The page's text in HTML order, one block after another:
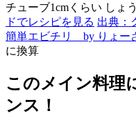
チューブ1cmくらい しょ
ドでレシピを見る 出典：
簡単エビチリ by りょー
に換算
このメイン料理
ンス！